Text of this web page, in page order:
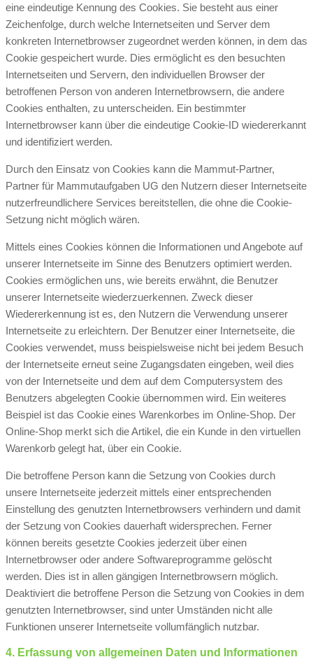
eine eindeutige Kennung des Cookies. Sie besteht aus einer
Zeichenfolge, durch welche Internetseiten und Server dem
konkreten Internetbrowser zugeordnet werden können, in dem das
Cookie gespeichert wurde. Dies ermöglicht es den besuchten
Internetseiten und Servern, den individuellen Browser der
betroffenen Person von anderen Internetbrowsern, die andere
Cookies enthalten, zu unterscheiden. Ein bestimmter
Internetbrowser kann über die eindeutige Cookie-ID wiedererkannt
und identifiziert werden.
Durch den Einsatz von Cookies kann die Mammut-Partner,
Partner für Mammutaufgaben UG den Nutzern dieser Internetseite
nutzerfreundlichere Services bereitstellen, die ohne die Cookie-
Setzung nicht möglich wären.
Mittels eines Cookies können die Informationen und Angebote auf
unserer Internetseite im Sinne des Benutzers optimiert werden.
Cookies ermöglichen uns, wie bereits erwähnt, die Benutzer
unserer Internetseite wiederzuerkennen. Zweck dieser
Wiedererkennung ist es, den Nutzern die Verwendung unserer
Internetseite zu erleichtern. Der Benutzer einer Internetseite, die
Cookies verwendet, muss beispielsweise nicht bei jedem Besuch
der Internetseite erneut seine Zugangsdaten eingeben, weil dies
von der Internetseite und dem auf dem Computersystem des
Benutzers abgelegten Cookie übernommen wird. Ein weiteres
Beispiel ist das Cookie eines Warenkorbes im Online-Shop. Der
Online-Shop merkt sich die Artikel, die ein Kunde in den virtuellen
Warenkorb gelegt hat, über ein Cookie.
Die betroffene Person kann die Setzung von Cookies durch
unsere Internetseite jederzeit mittels einer entsprechenden
Einstellung des genutzten Internetbrowsers verhindern und damit
der Setzung von Cookies dauerhaft widersprechen. Ferner
können bereits gesetzte Cookies jederzeit über einen
Internetbrowser oder andere Softwareprogramme gelöscht
werden. Dies ist in allen gängigen Internetbrowsern möglich.
Deaktiviert die betroffene Person die Setzung von Cookies in dem
genutzten Internetbrowser, sind unter Umständen nicht alle
Funktionen unserer Internetseite vollumfänglich nutzbar.
4. Erfassung von allgemeinen Daten und Informationen